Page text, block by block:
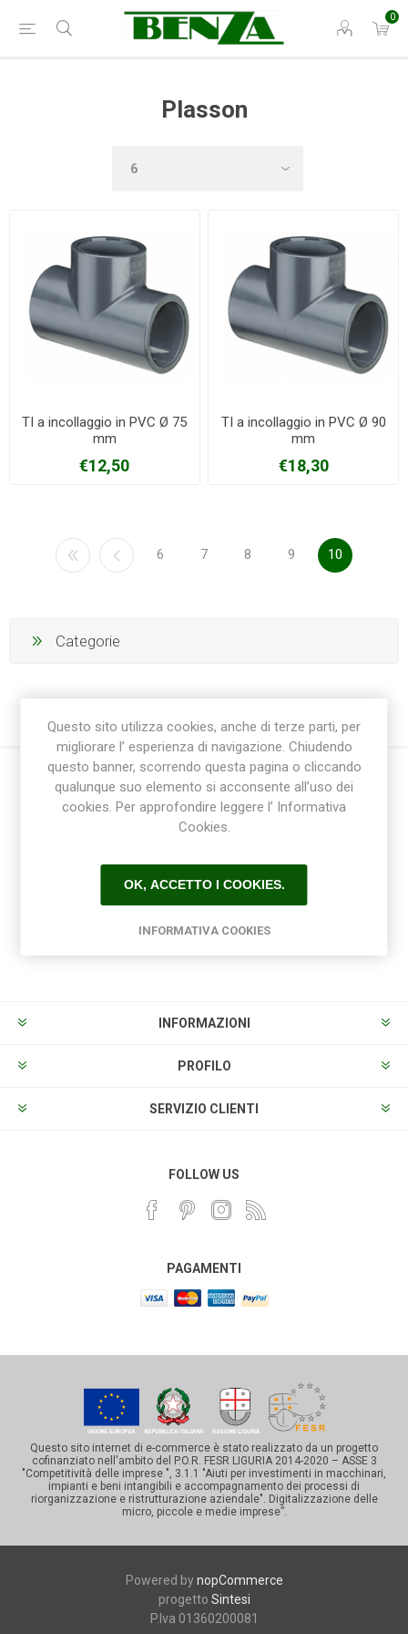
0
Plasson
TI a incollaggio in PVC Ø 75
mm
€12,50
TI a incollaggio in PVC Ø 90
mm
€18,30
6 7 8 9 10
Categorie
Ricevi la newsletter
INFORMAZIONI
PROFILO
SERVIZIO CLIENTI
FOLLOW US
PAGAMENTI
Questo sito internet di e-commerce è stato realizzato da un progetto
cofinanziato nell'ambito del P.O.R. FESR LIGURIA 2014-2020 – ASSE 3
"Competitività delle imprese ", 3.1.1 "Aiuti per investimenti in macchinari,
impianti e beni intangibili e accompagnamento dei processi di
riorganizzazione e ristrutturazione aziendale". Digitalizzazione delle
micro, piccole e medie imprese”.
Powered bynopCommerce
progetto Sintesi
P.Iva 01360200081
Questo sito utilizza cookies, anche di terze parti, per
migliorare l’ esperienza di navigazione. Chiudendo
questo banner, scorrendo questa pagina o cliccando
qualunque suo elemento si acconsente all’uso dei
cookies. Per approfondire leggere l’ Informativa
Cookies.
OK, ACCETTO I COOKIES.
INFORMATIVA COOKIES